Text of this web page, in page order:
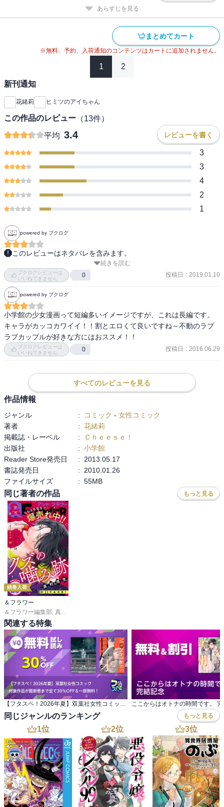
あらすじを見る
まとめてカート
※無料、予約、入荷通知のコンテンツはカートに追加されません。
1 2
新刊通知
花緒莉 ヒミツのアイちゃん
この作品のレビュー （13件）
平均 3.4 レビューを書く
3
3
4
2
1
powered by ブクログ
このレビューはネタバレを含みます。
無料アプリ。この作者さんの他の作品を前に読んで合わないなって
思ってたから期待しないで読んだら、思ってたより面白かった。ズ
ラしてメイク変えただけで気付かない程になるのかなとか思ったけ
ど、案外早くネタバラシしたから良かった。個人的に玲欧が好き。
でもこの漫画に出てくる男の子みんないい。愛子のお兄ちゃん達と
かもっと出てこないかな。
続きを読む
ブクログレビューは
いいねできません
0 投稿日 : 2019.01.10
powered by ブクログ
小学館の少女漫画って短編多いイメージですが、これは長編です。
キャラがカッコカワイイ！！割とエロくて良いですね～不動のラブ
ラブカップルが好きな方にはおススメ！！
ブクログレビューは
いいねできません
0 投稿日 : 2016.06.29
すべてのレビューを見る
作品情報
ジャンル : コミック - 女性コミック
著者
: 花緒莉
掲載誌・レーベル
:
Ｃｈｅｅｓｅ！
出版社
: 小学館
Reader Store発売日
:
2013.05.17
書誌発売日
:
2010.01.26
ファイルサイズ
: 55MB
同じ著者の作品 もっと見る
続巻入荷
＆フラワー
＆フラワー編集部, 真村澪生
関連する特集
【フタスペ！2026年夏】双葉社女性コミック 対象作品が最新巻まで全て30％OFF＆一部無料！ ここからはオトナの時間です。
同じジャンルのランキング もっと見る
1位 2位 3位